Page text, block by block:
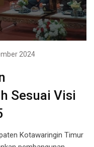
2024
Sesuai Visi
Kotawaringin Timur